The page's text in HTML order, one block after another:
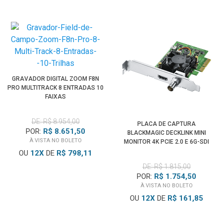
* Deve ser instalado na direção correta: Plug "Source" para
conectar dispositivos HDMI Out a Fonte HDMI como PC,
Placa de Vídeo, Console de Jogos (PlayStation, Xbox<
Nintendo), Blu-ray ou STBox; e o Plug "Display" para
conectar seus dispositivos de exibição HDMI In como TV,
Projetor, Monitor, HDTV, etc.
**Cabos de Fibra Óptica não podem ser torcidos ou
dobrados pois poderão romper ou se danificarem
GRAVADOR DIGITAL ZOOM F8N
PRO MULTITRACK 8 ENTRADAS 10
FAIXAS
DE: R$ 8.954,00
POR: R$ 8.651,50
À VISTA NO BOLETO
OU 12X DE R$ 798,11
PLACA DE CAPTURA
BLACKMAGIC DECKLINK MINI
MONITOR 4K PCIE 2.0 E 6G-SDI
DE: R$ 1.815,00
POR: R$ 1.754,50
À VISTA NO BOLETO
OU 12X DE R$ 161,85